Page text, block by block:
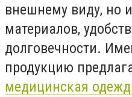
внешнему виду, но
материалов,
долговечности.
продукцию
медицинская